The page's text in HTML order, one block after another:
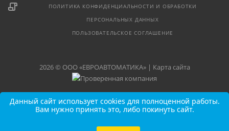
ПОЛИТИКА КОНФИДЕНЦИАЛЬНОСТИ И ОБРАБОТКИ
ПЕРСОНАЛЬНЫХ ДАННЫХ
ПОЛЬЗОВАТЕЛЬСКОЕ СОГЛАШЕНИЕ
2026 © ООО «ЕВРОАВТОМАТИКА» | Карта сайта
Данный сайт использует cookies для полноценной работы.
Вам нужно принять это, либо покинуть сайт.